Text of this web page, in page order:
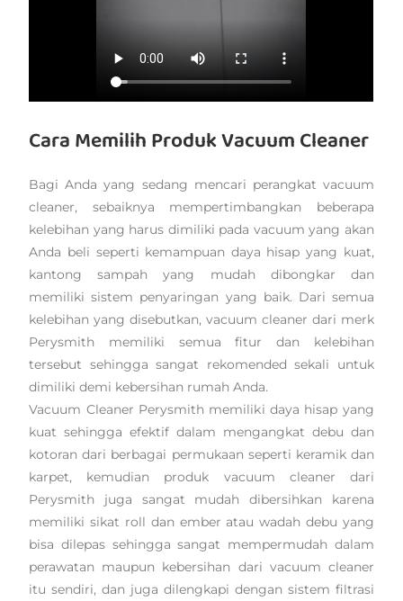
Cara Memilih Produk Vacuum Cleaner
Bagi Anda yang sedang mencari perangkat vacuum
cleaner, sebaiknya mempertimbangkan beberapa
kelebihan yang harus dimiliki pada vacuum yang akan
Anda beli seperti kemampuan daya hisap yang kuat,
kantong sampah yang mudah dibongkar dan
memiliki sistem penyaringan yang baik. Dari semua
kelebihan yang disebutkan, vacuum cleaner dari merk
Perysmith memiliki semua fitur dan kelebihan
tersebut sehingga sangat rekomended sekali untuk
dimiliki demi kebersihan rumah Anda.
Vacuum Cleaner Perysmith memiliki daya hisap yang
kuat sehingga efektif dalam mengangkat debu dan
kotoran dari berbagai permukaan seperti keramik dan
karpet, kemudian produk vacuum cleaner dari
Perysmith juga sangat mudah dibersihkan karena
memiliki sikat roll dan ember atau wadah debu yang
bisa dilepas sehingga sangat mempermudah dalam
perawatan maupun kebersihan dari vacuum cleaner
itu sendiri, dan juga dilengkapi dengan sistem filtrasi